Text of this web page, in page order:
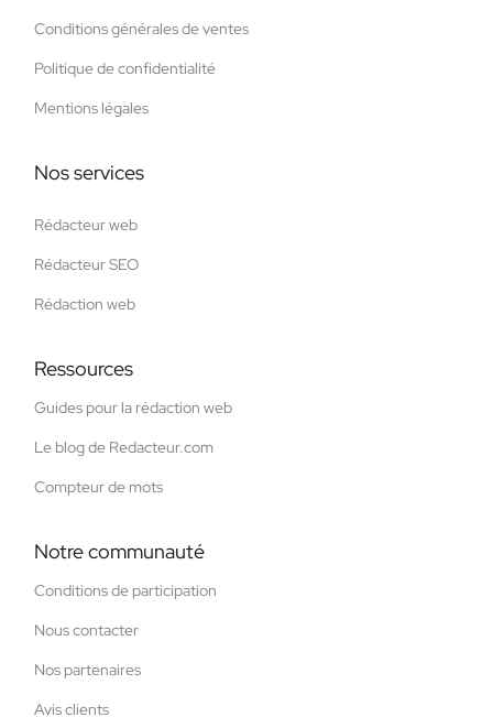
Conditions générales de ventes
Politique de confidentialité
Mentions légales
Nos services
Rédacteur web
Rédacteur SEO
Rédaction web
Ressources
Guides pour la rédaction web
Le blog de Redacteur.com
Compteur de mots
Notre communauté
Conditions de participation
Nous contacter
Nos partenaires
Avis clients